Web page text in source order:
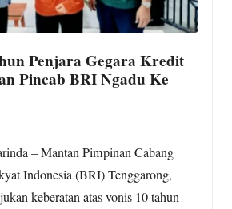
Penjara Gegara Kredit
Pincab BRI Ngadu Ke
– Mantan Pimpinan Cabang
Indonesia (BRI) Tenggarong,
keberatan atas vonis 10 tahun